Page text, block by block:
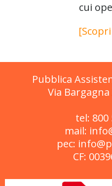
cui
Pubblica
Via Bargagna
tel: 800
mail:
pec:
CF: